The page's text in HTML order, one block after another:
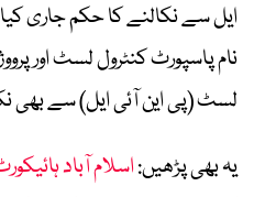
ایل سے نکالنے کا حکم جاری
نام پاسپورٹ کنٹرول لسٹ
لسٹ (پی این آئی ایل) سے بھی
یہ بھی پڑھیں:اسلام آباد